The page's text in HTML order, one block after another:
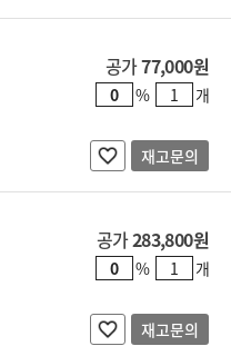
공가77,000원
% 개
재고문의
공가283,800원
% 개
재고문의